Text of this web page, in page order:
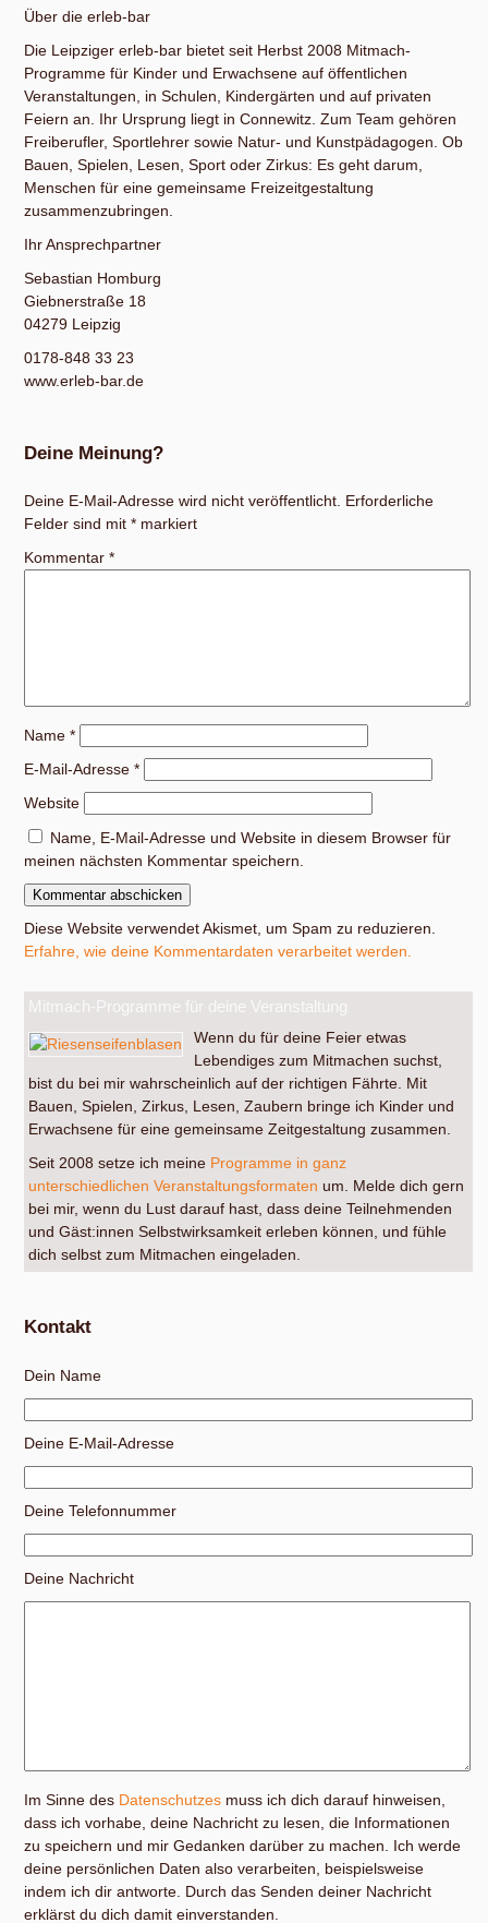
Über die erleb-bar
Die Leipziger erleb-bar bietet seit Herbst 2008 Mitmach-
Programme für Kinder und Erwachsene auf öffentlichen
Veranstaltungen, in Schulen, Kindergärten und auf privaten
Feiern an. Ihr Ursprung liegt in Connewitz. Zum Team gehören
Freiberufler, Sportlehrer sowie Natur- und Kunstpädagogen. Ob
Bauen, Spielen, Lesen, Sport oder Zirkus: Es geht darum,
Menschen für eine gemeinsame Freizeitgestaltung
zusammenzubringen.
Ihr Ansprechpartner
Sebastian Homburg
Giebnerstraße 18
04279 Leipzig
0178-848 33 23
www.erleb-bar.de
Deine Meinung?
Deine E-Mail-Adresse wird nicht veröffentlicht. Erforderliche
Felder sind mit* markiert
Kommentar*
Name*
E-Mail-Adresse*
Website
Name, E-Mail-Adresse und Website in diesem Browser für
meinen nächsten Kommentar speichern.
Diese Website verwendet Akismet, um Spam zu reduzieren.
Erfahre, wie deine Kommentardaten verarbeitet werden.
Mitmach-Programme für deine Veranstaltung
Wenn du für deine Feier etwas
Lebendiges zum Mitmachen suchst,
bist du bei mir wahrscheinlich auf der richtigen Fährte. Mit
Bauen, Spielen, Zirkus, Lesen, Zaubern bringe ich Kinder und
Erwachsene für eine gemeinsame Zeitgestaltung zusammen.
Seit 2008 setze ich meine Programme in ganz
unterschiedlichen Veranstaltungsformaten um. Melde dich gern
bei mir, wenn du Lust darauf hast, dass deine Teilnehmenden
und Gäst:innen Selbstwirksamkeit erleben können, und fühle
dich selbst zum Mitmachen eingeladen.
Kontakt
Dein Name
Deine E-Mail-Adresse
Deine Telefonnummer
Deine Nachricht
Im Sinne des Datenschutzes muss ich dich darauf hinweisen,
dass ich vorhabe, deine Nachricht zu lesen, die Informationen
zu speichern und mir Gedanken darüber zu machen. Ich werde
deine persönlichen Daten also verarbeiten, beispielsweise
indem ich dir antworte. Durch das Senden deiner Nachricht
erklärst du dich damit einverstanden.